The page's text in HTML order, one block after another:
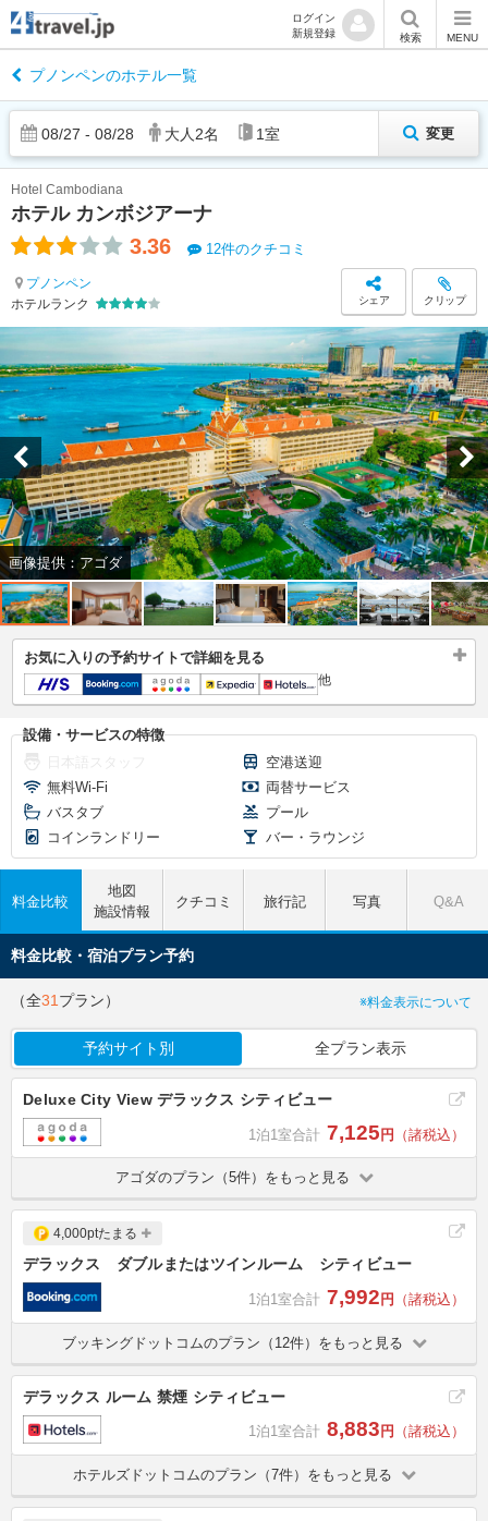
ログイン
新規登録
検索 MENU
プノンペンのホテル一覧
08/27 - 08/28 大人 2名 1室 変更
ホテル カンボジアーナ
Hotel Cambodiana
3.36 12件のクチコミ
プノンペン
ホテルランク
シェア クリップ
画像提供：アゴダ
お気に入りの予約サイトで詳細を見る
他
設備・サービスの特徴
空港送迎
無料Wi-Fi
両替サービス
バスタブ
プール
コインランドリー
バー・ラウンジ
料金比較
地図
施設情報
クチコミ 旅行記 写真 Q&A
料金比較・宿泊プラン予約
（全31 プラン） ※料金表示について
予約サイト別 全プラン表示
Deluxe City View デラックス シティビュー
1泊1室合計 7,125円 （諸税込）
アゴダのプラン（5件）をもっと見る
4,000ptたまる
デラックス ダブルまたはツインルーム シティビュー
1泊1室合計 7,992 円 （諸税込）
ブッキングドットコムのプラン（12件）をもっと見る
デラックス ルーム 禁煙 シティビュー
1泊1室合計 8,883 円 （諸税込）
ホテルズドットコムのプラン（7件）をもっと見る